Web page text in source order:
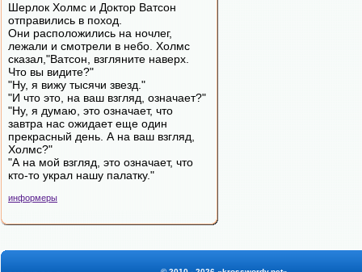
Шерлок Холмс и Доктор Ватсон
отправились в поход.
Они расположились на ночлег,
лежали и смотрели в небо. Холмс
сказал,"Ватсон, взгляните наверх.
Что вы видите?"
"Ну, я вижу тысячи звезд."
"И что это, на ваш взгляд, означает?"
"Ну, я думаю, это означает, что
завтра нас ожидает еще один
прекрасный день. А на ваш взгляд,
Холмс?"
"А на мой взгляд, это означает, что
кто-то украл нашу палатку."
информеры